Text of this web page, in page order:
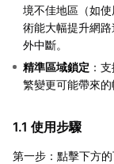
境不佳地區（如
術能大幅提升網
外中斷。
精準區域鎖定 ：
繁變更可能帶來的
1.1 使用步驟
第一步：點擊下方